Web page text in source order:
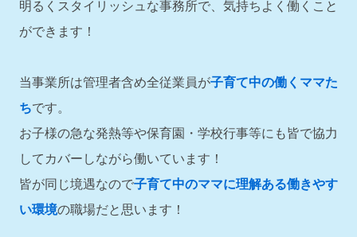
明るくスタイリッシュな事務所で、気持ちよく働くこと
ができます！
当事業所は管理者含め全従業員が子育て中の働くママた
ちです。
お子様の急な発熱等や保育園・学校行事等にも皆で協力
してカバーしながら働いています！
皆が同じ境遇なので子育て中のママに理解ある働きやす
い環境の職場だと思います！